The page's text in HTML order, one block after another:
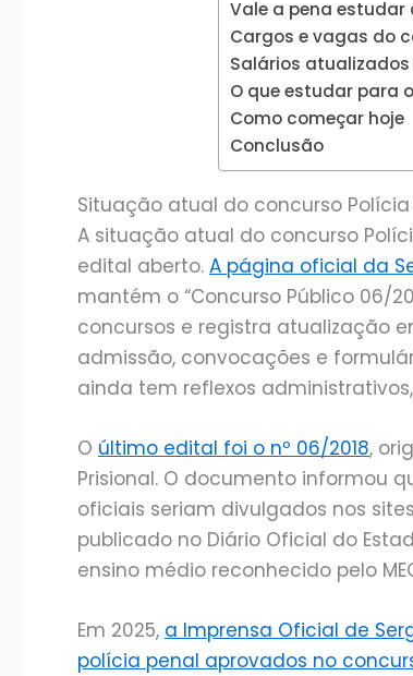
Vale a pena estudar
Cargos e vagas do
Salários atualizados
O que estudar para
Como começar hoje
Conclusão
Situação atual do concurso Polícia
A situação atual do concurso
edital aberto. A página oficial da
mantém o “Concurso Público 06/
concursos e registra atualização
admissão, convocações e
ainda tem reflexos
O último edital foi o nº 06/2018,
Prisional. O documento informou
oficiais seriam divulgados nos
publicado no Diário Oficial do
ensino médio reconhecido pelo
Em 2025, a Imprensa Oficial de
polícia penal aprovados no